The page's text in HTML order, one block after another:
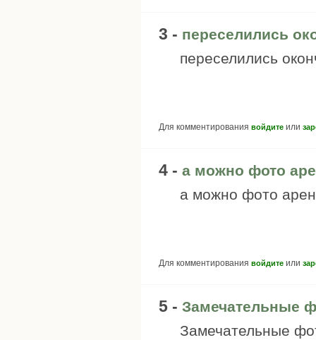
3 - переселились
переселились
Для комментирования войдите или
4 - а можно фото
а можно фото
Для комментирования войдите или
5 - Замечательные
Замечательные